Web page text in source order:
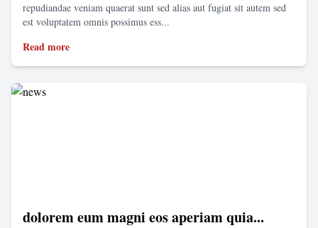
repudiandae veniam quaerat sunt sed alias aut fugiat sit autem sed
est voluptatem omnis possimus ess...
Read more
dolorem eum magni eos aperiam quia...